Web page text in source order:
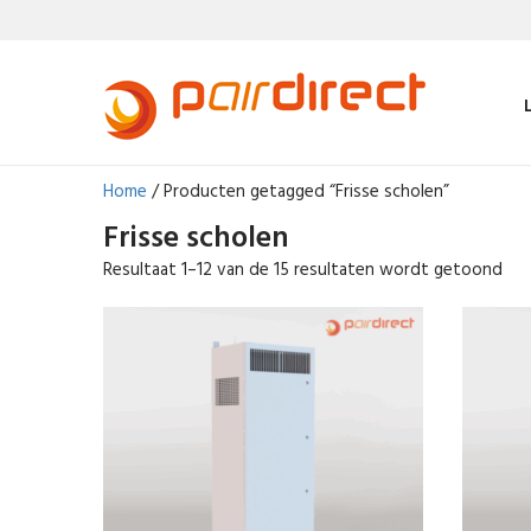
Home / Producten getagged “Frisse scholen”
Frisse scholen
Resultaat 1–12 van de 15 resultaten wordt getoond